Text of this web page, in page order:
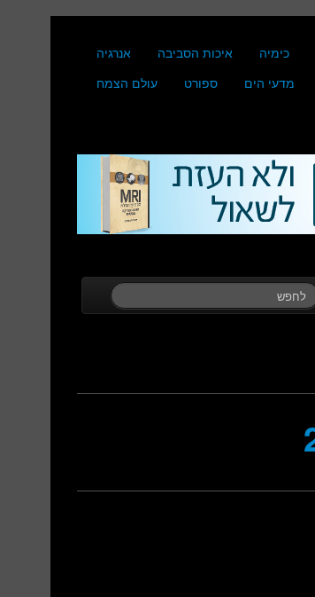
כימיה איכות הסביבה
אנרגיה
מדעי הים ספורט
עולם הצמח